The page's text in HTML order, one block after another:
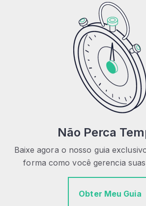
Não Perca
Baixe agora o nosso guia
forma como você gerencia
Obter Meu Guia